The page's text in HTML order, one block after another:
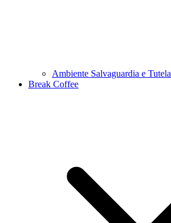
Ambiente Salvaguardia e Tutela
Break Coffee